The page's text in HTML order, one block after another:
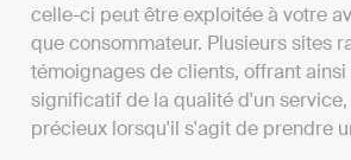
celle-ci peut être exploitée à votre
que consommateur. Plusieurs sites
témoignages de clients, offrant
significatif de la qualité d'un
précieux lorsqu'il s'agit de prendre